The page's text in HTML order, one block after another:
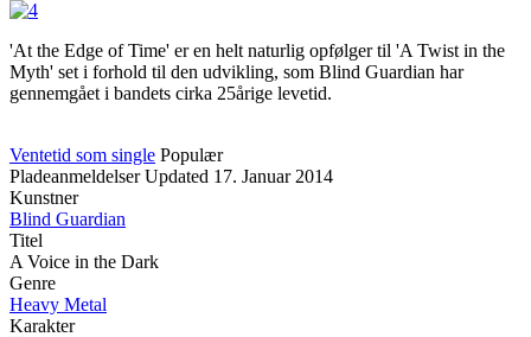
'At the Edge of Time' er en helt naturlig opfølger til 'A Twist in the
Myth' set i forhold til den udvikling, som Blind Guardian har
gennemgået i bandets cirka 25årige levetid.
Ventetid som single Populær
Pladeanmeldelser Updated 17. Januar 2014
Kunstner
Blind Guardian
Titel
A Voice in the Dark
Genre
Heavy Metal
Karakter